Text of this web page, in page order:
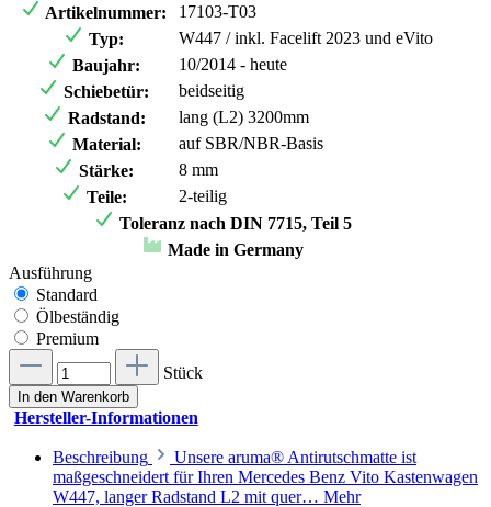
Artikelnummer:
17103-T03
Typ:
W447 / inkl. Facelift 2023 und eVito
Baujahr:
10/2014 - heute
Schiebetür:
beidseitig
Radstand:
lang (L2) 3200mm
Material:
auf SBR/NBR-Basis
Stärke:
8 mm
Teile:
2-teilig
Toleranz nach DIN 7715, Teil 5
Made in Germany
Ausführung
Standard
Ölbeständig
Premium
Stück
In den Warenkorb
Hersteller-Informationen
Beschreibung
Unsere aruma® Antirutschmatte ist
maßgeschneidert für Ihren Mercedes Benz Vito Kastenwagen
W447, langer Radstand L2 mit quer… Mehr